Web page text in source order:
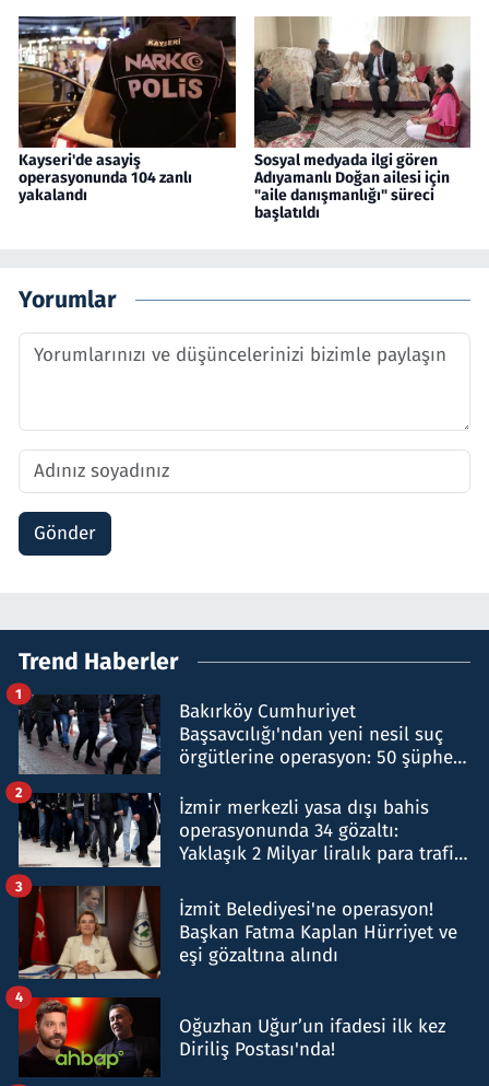
Kayseri'de asayiş
operasyonunda 104 zanlı
yakalandı
Sosyal medyada ilgi gören
Adıyamanlı Doğan ailesi için
"aile danışmanlığı" süreci
başlatıldı
Yorumlar
Gönder
Trend Haberler
Bakırköy Cumhuriyet
Başsavcılığı'ndan yeni nesil suç
örgütlerine operasyon: 50 şüpheli
1
İzmir merkezli yasa dışı bahis
operasyonunda 34 gözaltı:
Yaklaşık 2 Milyar liralık para trafiği
2
İzmit Belediyesi'ne operasyon!
Başkan Fatma Kaplan Hürriyet ve
eşi gözaltına alındı
3
Oğuzhan Uğur’un ifadesi ilk kez
Diriliş Postası'nda!
4